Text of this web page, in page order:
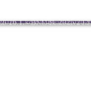
1.kolo MBL 2025/
10.1. - BNC-Bratislava